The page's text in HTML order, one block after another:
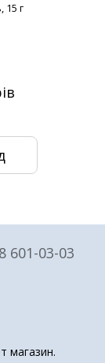
15 г
601-03-03
магазин.